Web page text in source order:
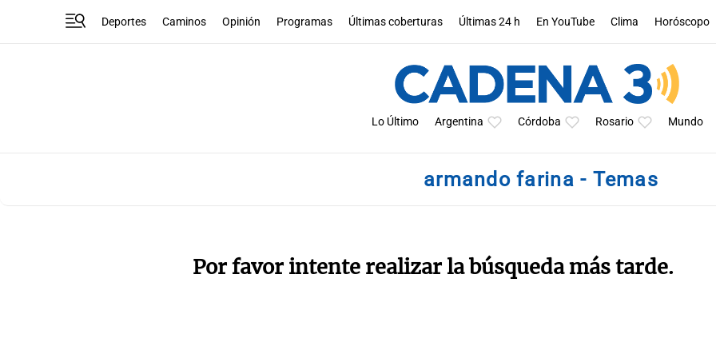
Deportes Caminos Opinión Programas Últimas coberturas Últimas 24 h En YouTube Clima Horóscopo
Lo Último Argentina Córdoba Rosario Mundo
armando farina - Temas
Por favor intente realizar la búsqueda más tarde.